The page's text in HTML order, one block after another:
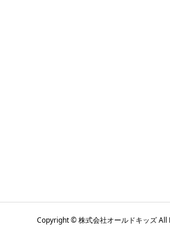
Copyright © 株式会社オールドキッズ All